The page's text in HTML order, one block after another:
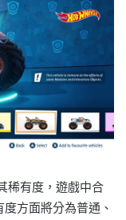
稀有度，遊戲中合
方面將分為普通、